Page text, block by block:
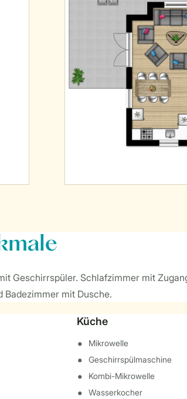
Geschirrspüler. Schlafzimmer mit
Badezimmer mit Dusche.
Küche
Mikrowelle
Geschirrspülmaschine
Kombi-Mikrowelle
Wasserkocher